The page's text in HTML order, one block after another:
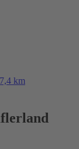
7,4 km